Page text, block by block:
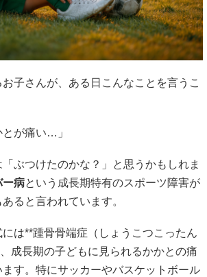
子さんが、ある日こんなことを言うこ
とが痛い…」
ぶつけたのかな？」と思うかもしれま
ー病という成長期特有のスポーツ障害が
ると言われています。
は**踵骨骨端症（しょうこつこったん
成長期の子どもに見られるかかとの痛
す。特にサッカーやバスケットボール